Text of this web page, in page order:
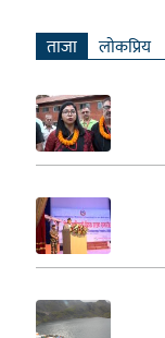
ताजा लाेकप्रिय